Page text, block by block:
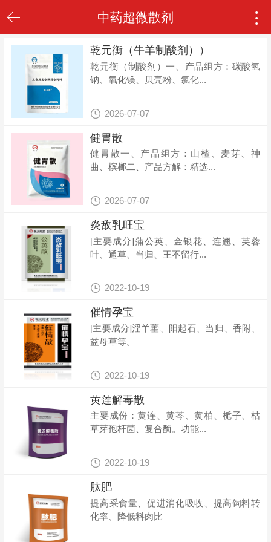
中药超微散剂 
乾元衡（牛羊制酸剂））
乾元衡（制酸剂）一、产品组方：碳酸氢
钠、氧化镁、贝壳粉、氯化...
 2026-07-07
健胃散
健胃散一、产品组方：山楂、麦芽、神
曲、槟榔二、产品方解：精选...
 2026-07-07
炎敌乳旺宝
[主要成分]蒲公英、金银花、连翘、芙蓉
叶、通草、当归、王不留行...
 2022-10-19
催情孕宝
[主要成分]淫羊藿、阳起石、当归、香附、
益母草等。
 2022-10-19
黄莲解毒散
主要成份：黄连、黄芩、黄柏、栀子、枯
草芽孢杆菌、复合酶。功能...
 2022-10-19
肽肥
提高采食量、促进消化吸收、提高饲料转
化率、降低料肉比